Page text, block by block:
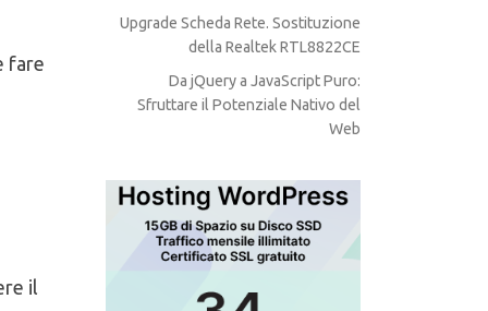
fare
il
Upgrade Scheda Rete. Sostituzione
della Realtek RTL8822CE
Da jQuery a JavaScript Puro:
Sfruttare il Potenziale Nativo del
Web